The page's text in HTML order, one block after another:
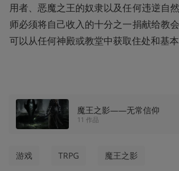
用者、恶魔之王的奴隶以及任何违逆自
师必须将自己收入的十分之一捐献给教
可以从任何神殿或教堂中获取住处和基本
魔王之影——无常信仰
11 作品
游戏 TRPG 魔王之影